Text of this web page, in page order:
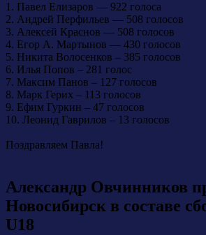
1. Павел Елизаров — 922 голоса
2. Андрей Перфильев — 508 голосов
3. Алексей Краснов — 508 голосов
4. Егор А. Мартынов — 430 голосов
5. Никита Волосенков – 385 голосов
6. Илья Попов – 281 голос
7. Максим Панов – 127 голосов
8. Марк Герих – 113 голосов
9. Ефим Гуркин – 47 голосов
10. Леонид Гаврилов – 13 голосов
Поздравляем Павла!
Александр Овчинников
Новосибирск в составе
U18